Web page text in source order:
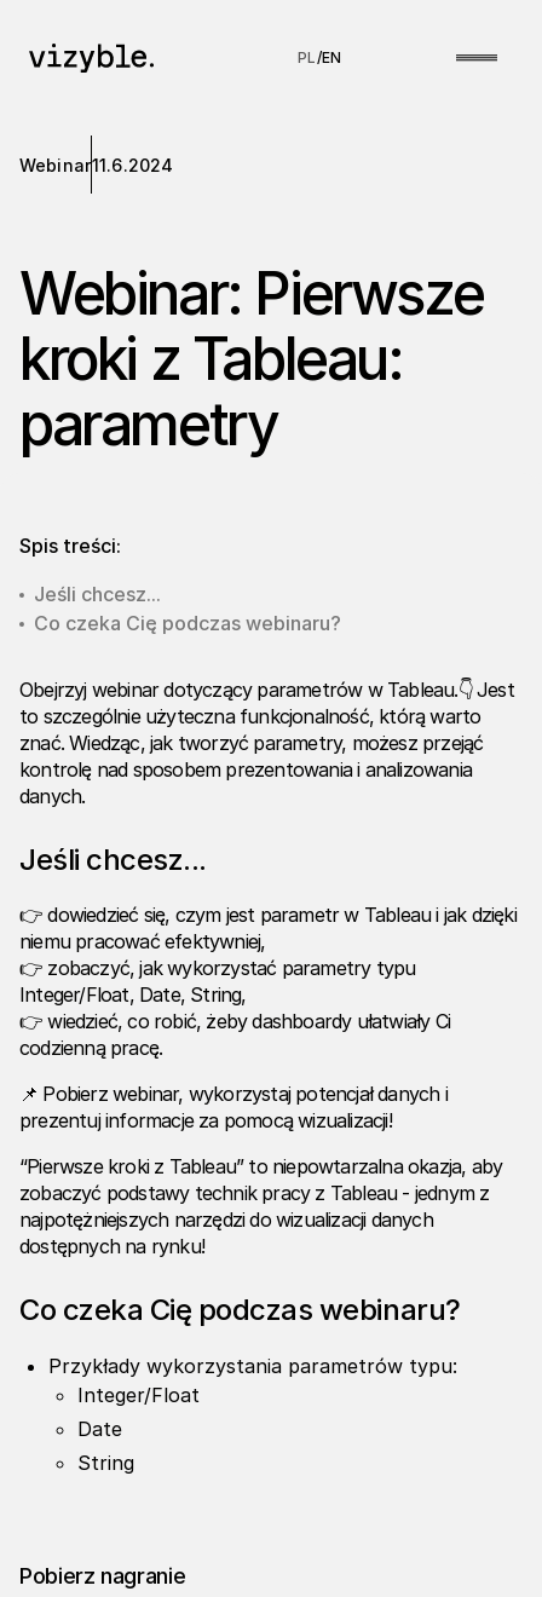
PL/EN
Webinar11.6.2024
Webinar: Pierwsze
kroki z Tableau:
parametry
Spis treści:
Jeśli chcesz...
Co czeka Cię podczas webinaru?
Obejrzyj webinar dotyczący parametrów w Tableau.👇Jest
to szczególnie użyteczna funkcjonalność, którą warto
znać. Wiedząc, jak tworzyć parametry, możesz przejąć
kontrolę nad sposobem prezentowania i analizowania
danych.
Jeśli chcesz...
👉 dowiedzieć się, czym jest parametr w Tableau i jak dzięki
niemu pracować efektywniej,
👉 zobaczyć, jak wykorzystać parametry typu
Integer/Float, Date, String,
👉 wiedzieć, co robić, żeby dashboardy ułatwiały Ci
codzienną pracę.
📌 Pobierz webinar, wykorzystaj potencjał danych i
prezentuj informacje za pomocą wizualizacji!
“Pierwsze kroki z Tableau” to niepowtarzalna okazja, aby
zobaczyć podstawy technik pracy z Tableau - jednym z
najpotężniejszych narzędzi do wizualizacji danych
dostępnych na rynku!
Co czeka Cię podczas webinaru?
Przykłady wykorzystania parametrów typu:
Integer/Float
Date
String
Pobierz nagranie